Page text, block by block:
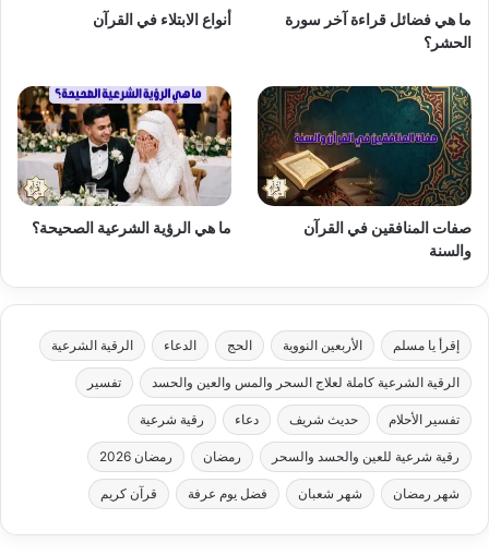
ما هي فضائل قراءة آخر سورة
الحشر؟
أنواع الابتلاء في القرآن
صفات المنافقين في القرآن
والسنة
ما هي الرؤية الشرعية الصحيحة؟
إقرأ يا مسلم الأربعين النووية الحج الدعاء الرقية الشرعية
الرقية الشرعية كاملة لعلاج السحر والمس والعين والحسد تفسير
تفسير الأحلام حديث شريف دعاء رقية شرعية
رقية شرعية للعين والحسد والسحر رمضان رمضان 2026
شهر رمضان شهر شعبان فضل يوم عرفة قرآن كريم